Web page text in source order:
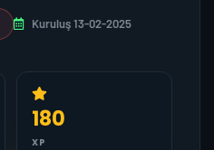
Kuruluş 13-02-2025
180
XP